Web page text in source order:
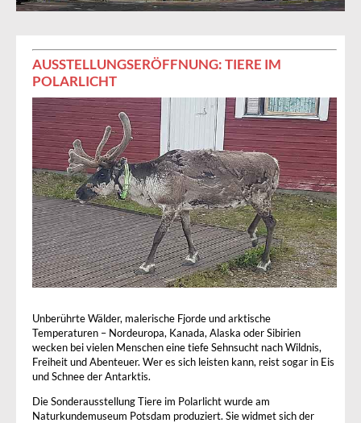
AUSSTELLUNGSERÖFFNUNG: TIERE IM
POLARLICHT
Unberührte Wälder, malerische Fjorde und arktische
Temperaturen – Nordeuropa, Kanada, Alaska oder Sibirien
wecken bei vielen Menschen eine tiefe Sehnsucht nach Wildnis,
Freiheit und Abenteuer. Wer es sich leisten kann, reist sogar in Eis
und Schnee der Antarktis.
Die Sonderausstellung Tiere im Polarlicht wurde am
Naturkundemuseum Potsdam produziert. Sie widmet sich der